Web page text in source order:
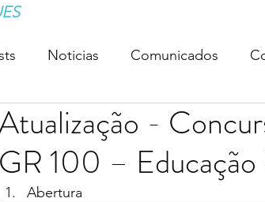
Noticias Comunicados
Escolar Clubes ebem
-
GR 100 –
Abertura